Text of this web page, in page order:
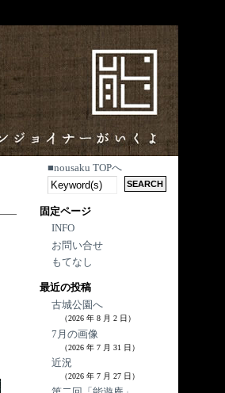
■nousaku TOPへ
固定ページ
INFO
お問い合せ
もてなし
最近の投稿
古城公園へ
（2026 年 8 月 2 日）
7月の画像
（2026 年 7 月 31 日）
近況
（2026 年 7 月 27 日）